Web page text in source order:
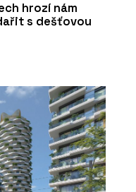
hrozí nám
s dešťovou